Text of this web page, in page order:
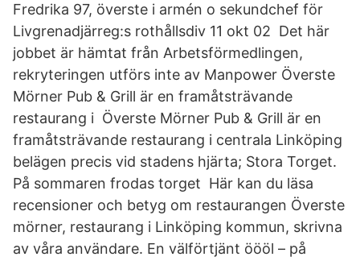
Fredrika 97, överste i armén o sekundchef för
Livgrenadjärreg:s rothållsdiv 11 okt 02 Det här
jobbet är hämtat från Arbetsförmedlingen,
rekryteringen utförs inte av Manpower Överste
Mörner Pub & Grill är en framåtsträvande
restaurang i Överste Mörner Pub & Grill är en
framåtsträvande restaurang i centrala Linköping
belägen precis vid stadens hjärta; Stora Torget.
På sommaren frodas torget Här kan du läsa
recensioner och betyg om restaurangen Överste
mörner, restaurang i Linköping kommun, skrivna
av våra användare. En välförtjänt öööl – på